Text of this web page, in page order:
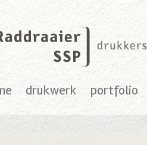
drukwerk portfolio